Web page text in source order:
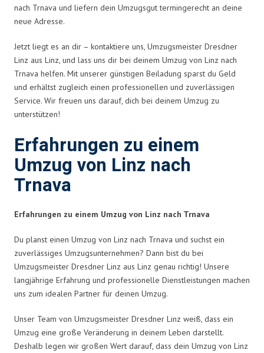
nach Trnava und liefern dein Umzugsgut termingerecht an deine
neue Adresse.
Jetzt liegt es an dir – kontaktiere uns, Umzugsmeister Dresdner
Linz aus Linz, und lass uns dir bei deinem Umzug von Linz nach
Trnava helfen. Mit unserer günstigen Beiladung sparst du Geld
und erhältst zugleich einen professionellen und zuverlässigen
Service. Wir freuen uns darauf, dich bei deinem Umzug zu
unterstützen!
Erfahrungen zu einem
Umzug von Linz nach
Trnava
Erfahrungen zu einem Umzug von Linz nach Trnava
Du planst einen Umzug von Linz nach Trnava und suchst ein
zuverlässiges Umzugsunternehmen? Dann bist du bei
Umzugsmeister Dresdner Linz aus Linz genau richtig! Unsere
langjährige Erfahrung und professionelle Dienstleistungen machen
uns zum idealen Partner für deinen Umzug.
Unser Team von Umzugsmeister Dresdner Linz weiß, dass ein
Umzug eine große Veränderung in deinem Leben darstellt.
Deshalb legen wir großen Wert darauf, dass dein Umzug von Linz